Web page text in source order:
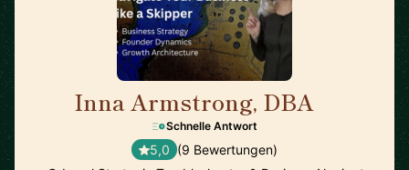
Inna Armstrong, DBA
Schnelle Antwort
5,0 (9 Bewertungen)